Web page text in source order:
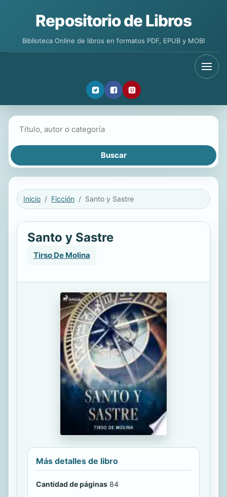
Repositorio de Libros
Biblioteca Online de libros en formatos PDF, EPUB y MOBI
Inicio Ficción Santo y Sastre
Santo y Sastre
Tirso De Molina
Más detalles de libro
Cantidad de páginas 84